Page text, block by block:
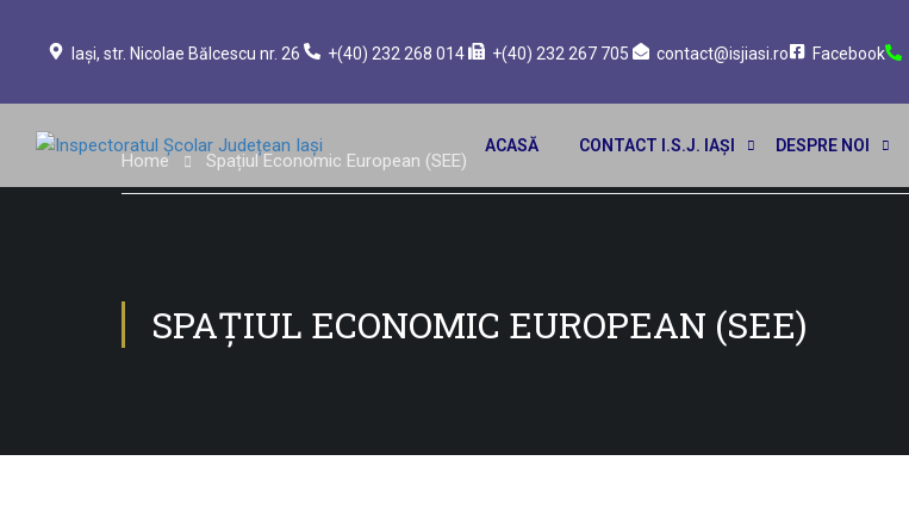
Iași, str. Nicolae Bălcescu nr. 26 +(40) 232 268 014 +(40) 232 267 705 contact@isjiasi.ro Facebook
ACASĂ CONTACT I.S.J. IAȘI DESPRE NOI
Home Spațiul Economic European (SEE)
SPAȚIUL ECONOMIC EUROPEAN (SEE)